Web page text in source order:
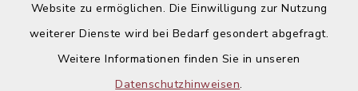
Website zu ermöglichen. Die Einwilligung zur Nutzung
weiterer Dienste wird bei Bedarf gesondert abgefragt.
Weitere Informationen finden Sie in unseren
Datenschutzhinweisen.
Kontakt